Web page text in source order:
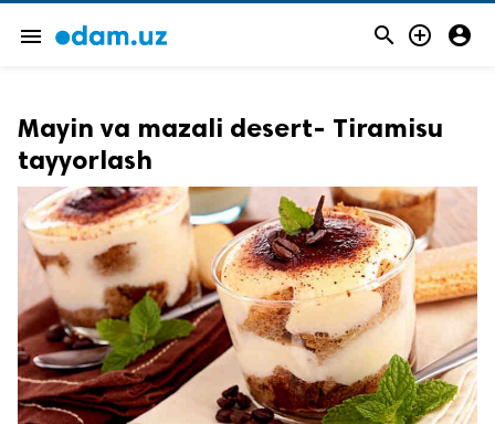
menu   
Mayin va mazali desert- Tiramisu
tayyorlash